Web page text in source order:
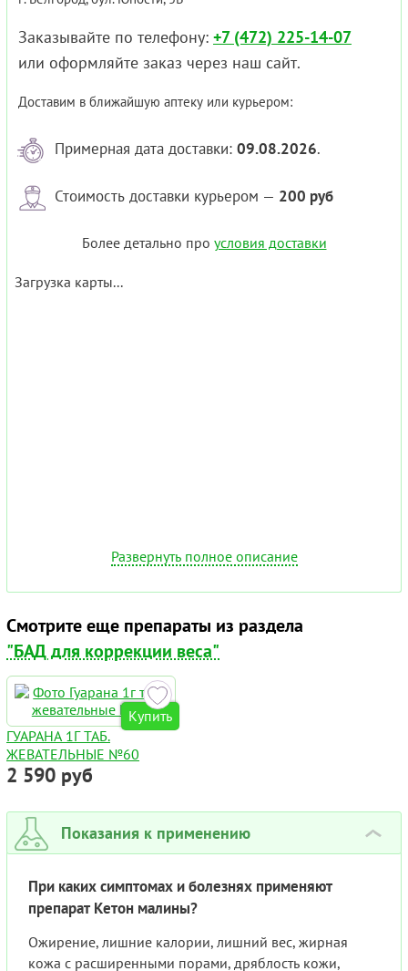
Заказывайте по телефону: +7 (472) 225-14-07
или оформляйте заказ через наш сайт.
Доставим в ближайшую аптеку или курьером:
Примерная дата доставки: 09.08.2026.
Стоимость доставки курьером — 200 руб
Более детально про условия доставки
Загрузка карты...
Развернуть полное описание
Смотрите еще препараты из раздела
"БАД для коррекции веса"
Купить
ГУАРАНА 1Г ТАБ.
ЖЕВАТЕЛЬНЫЕ №60
2 590 руб
Показания к применению ›
При каких симптомах и болезнях применяют
препарат Кетон малины?
Ожирение, лишние калории, лишний вес, жирная
кожа с расширенными порами, дряблость кожи,